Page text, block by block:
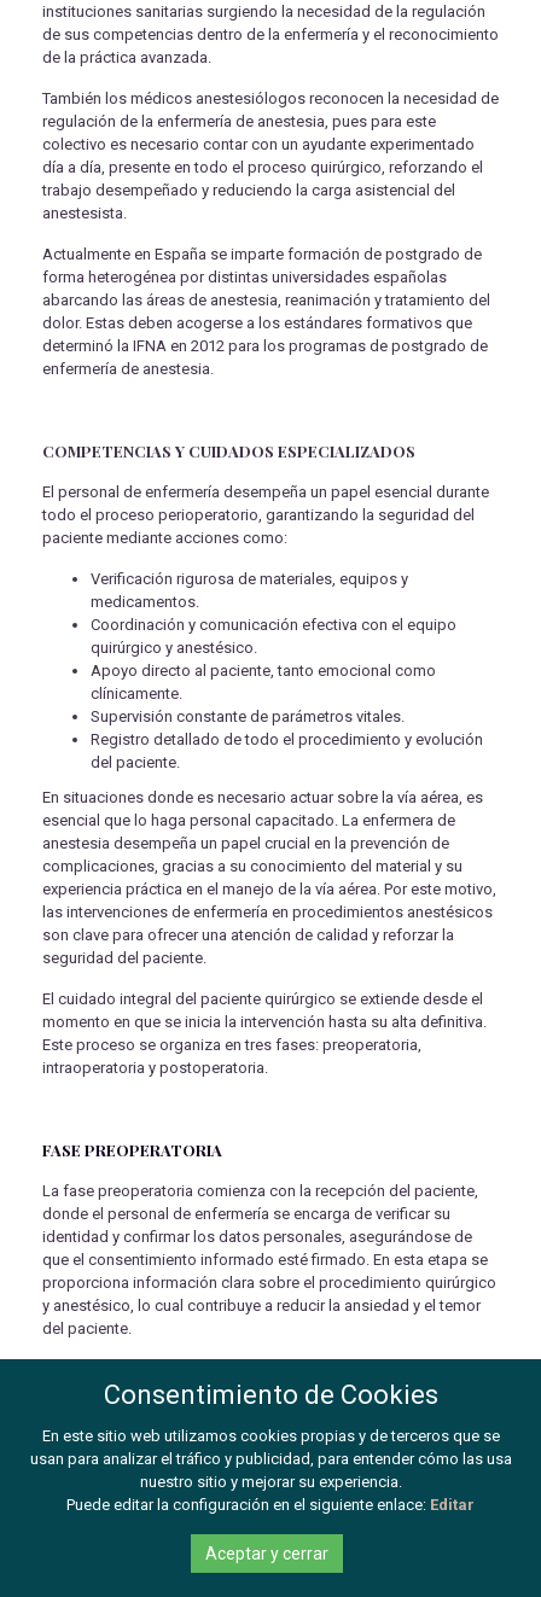
instituciones sanitarias surgiendo la necesidad de la regulación
de sus competencias dentro de la enfermería y el reconocimiento
de la práctica avanzada.
También los médicos anestesiólogos reconocen la necesidad de
regulación de la enfermería de anestesia, pues para este
colectivo es necesario contar con un ayudante experimentado
día a día, presente en todo el proceso quirúrgico, reforzando el
trabajo desempeñado y reduciendo la carga asistencial del
anestesista.
Actualmente en España se imparte formación de postgrado de
forma heterogénea por distintas universidades españolas
abarcando las áreas de anestesia, reanimación y tratamiento del
dolor. Estas deben acogerse a los estándares formativos que
determinó la IFNA en 2012 para los programas de postgrado de
enfermería de anestesia.
COMPETENCIAS Y CUIDADOS ESPECIALIZADOS
El personal de enfermería desempeña un papel esencial durante
todo el proceso perioperatorio, garantizando la seguridad del
paciente mediante acciones como:
Verificación rigurosa de materiales, equipos y
medicamentos.
Coordinación y comunicación efectiva con el equipo
quirúrgico y anestésico.
Apoyo directo al paciente, tanto emocional como
clínicamente.
Supervisión constante de parámetros vitales.
Registro detallado de todo el procedimiento y evolución
del paciente.
En situaciones donde es necesario actuar sobre la vía aérea, es
esencial que lo haga personal capacitado. La enfermera de
anestesia desempeña un papel crucial en la prevención de
complicaciones, gracias a su conocimiento del material y su
experiencia práctica en el manejo de la vía aérea. Por este motivo,
las intervenciones de enfermería en procedimientos anestésicos
son clave para ofrecer una atención de calidad y reforzar la
seguridad del paciente.
El cuidado integral del paciente quirúrgico se extiende desde el
momento en que se inicia la intervención hasta su alta definitiva.
Este proceso se organiza en tres fases: preoperatoria,
intraoperatoria y postoperatoria.
FASE PREOPERATORIA
La fase preoperatoria comienza con la recepción del paciente,
donde el personal de enfermería se encarga de verificar su
identidad y confirmar los datos personales, asegurándose de
que el consentimiento informado esté firmado. En esta etapa se
proporciona información clara sobre el procedimiento quirúrgico
y anestésico, lo cual contribuye a reducir la ansiedad y el temor
del paciente.
establecido por la Organización Mundial de la Salud a través del
adecuadas del paciente antes de la intervención. En algunos
hospitales también se realiza una entrevista personalizada
valorando al paciente de acuerdo a los patrones funcionales de
Marjory Gordon. Esta valoración permite identificar posibles
cuidados, fomentar el autocuidado, proporcionar asesoramiento
y reforzar el bienestar emocional del paciente antes de la cirugía.
Consentimiento de Cookies
En este sitio web utilizamos cookies propias y de terceros que se
usan para analizar el tráfico y publicidad, para entender cómo las usa
nuestro sitio y mejorar su experiencia.
Puede editar la configuración en el siguiente enlace: Editar
Aceptar y cerrar